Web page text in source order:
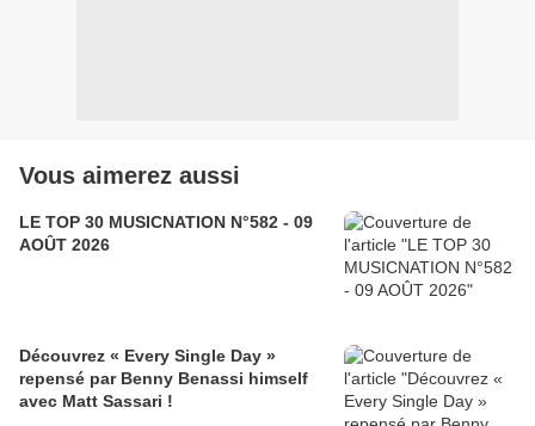
Vous aimerez aussi
LE TOP 30 MUSICNATION N°582 - 09
AOÛT 2026
Découvrez « Every Single Day »
repensé par Benny Benassi himself
avec Matt Sassari !